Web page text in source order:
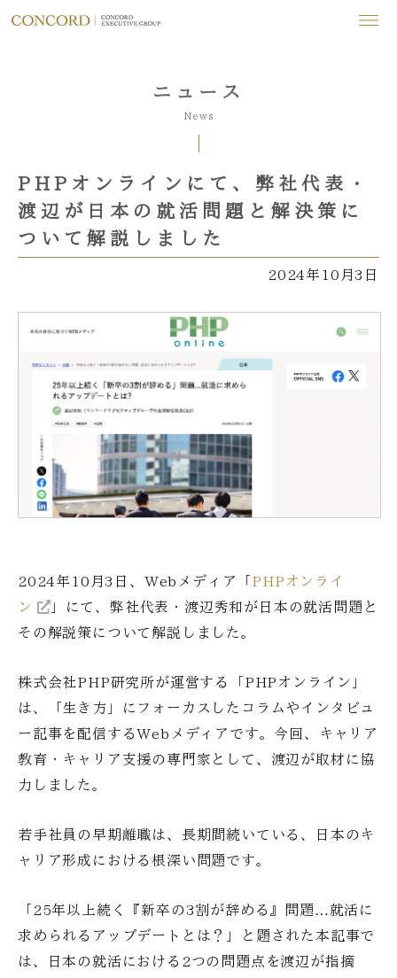
ニュース
News
PHPオンラインにて、弊社代表・
渡辺が日本の就活問題と解決策に
ついて解説しました
2024年10月3日
2024年10月3日、Webメディア「 PHPオンライ
ン
」にて、弊社代表・渡辺秀和が日本の就活問題と
その解説策について解説しました。
株式会社PHP研究所が運営する「PHPオンライン」
は、「生き方」にフォーカスしたコラムやインタビュ
ー記事を配信するWebメディアです。今回、キャリア
教育・キャリア支援の専門家として、渡辺が取材に協
力しました。
若手社員の早期離職は、長期間続いている、日本のキ
ャリア形成における根深い問題です。
「25年以上続く『新卒の3割が辞める』問題…就活に
求められるアップデートとは？」と題された本記事で
は、日本の就活における2つの問題点を渡辺が指摘